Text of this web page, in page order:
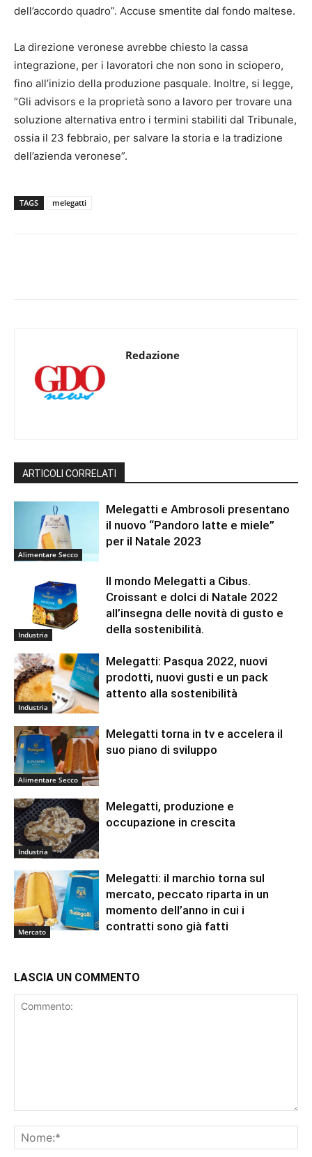
dell’accordo quadro”. Accuse smentite dal fondo maltese.
La direzione veronese avrebbe chiesto la cassa
integrazione, per i lavoratori che non sono in sciopero,
fino all’inizio della produzione pasquale. Inoltre, si legge,
“Gli advisors e la proprietà sono a lavoro per trovare una
soluzione alternativa entro i termini stabiliti dal Tribunale,
ossia il 23 febbraio, per salvare la storia e la tradizione
dell’azienda veronese”.
TAGS melegatti
Redazione
ARTICOLI CORRELATI
Alimentare Secco
Melegatti e Ambrosoli presentano
il nuovo “Pandoro latte e miele”
per il Natale 2023
Industria
Il mondo Melegatti a Cibus.
Croissant e dolci di Natale 2022
all’insegna delle novità di gusto e
della sostenibilità.
Industria
Melegatti: Pasqua 2022, nuovi
prodotti, nuovi gusti e un pack
attento alla sostenibilità
Alimentare Secco
Melegatti torna in tv e accelera il
suo piano di sviluppo
Industria
Melegatti, produzione e
occupazione in crescita
Mercato
Melegatti: il marchio torna sul
mercato, peccato riparta in un
momento dell’anno in cui i
contratti sono già fatti
LASCIA UN COMMENTO